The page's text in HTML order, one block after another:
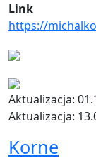
Link
https://
Aktualizacja:
Aktualizacja:
Korne